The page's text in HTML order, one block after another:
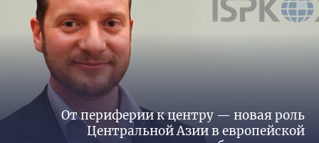
От периферии к центру — новая роль
Центральной Азии в европейской